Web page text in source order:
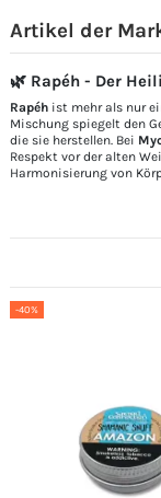
Artikel der
🌿 Rapéh - Der
Rapéh ist mehr als nur
Mischung spiegelt den
die sie herstellen. Bei
Respekt vor der alten
Harmonisierung von
-40%